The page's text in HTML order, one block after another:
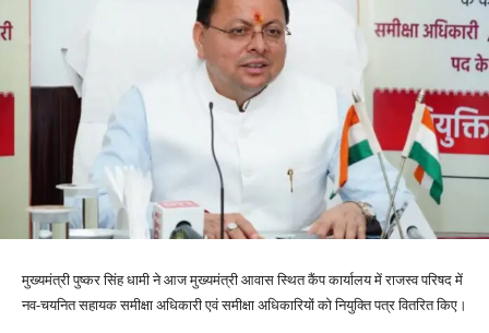
मुख्यमंत्री पुष्कर सिंह धामी ने आज मुख्यमंत्री आवास स्थित कैंप कार्यालय में राजस्व परिषद में
नव-चयनित सहायक समीक्षा अधिकारी एवं समीक्षा अधिकारियों को नियुक्ति पत्र वितरित किए।